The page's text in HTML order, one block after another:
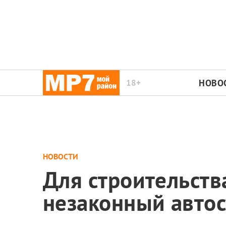
18+
НОВОСТИ
Для
незаконный